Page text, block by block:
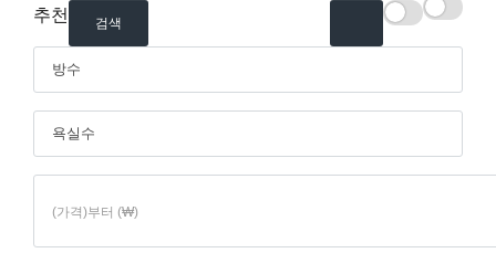
장기임대
추천